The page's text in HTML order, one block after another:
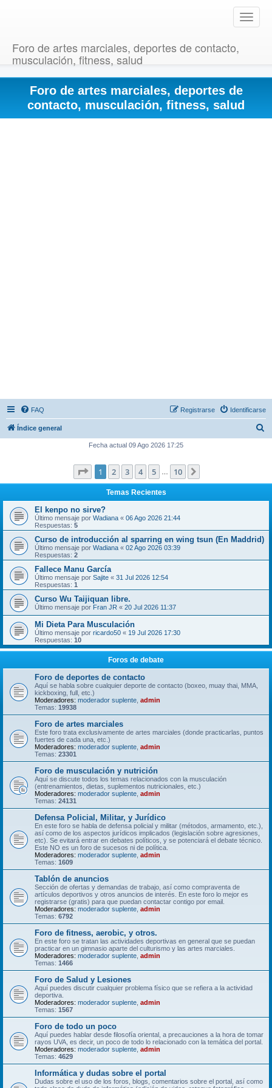
T
o
e
v
Foro de artes marciales, deportes de contacto,
musculación, fitness, salud
Foro de artes marciales, deportes de
contacto, musculación, fitness, salud
FAQ Identificarse
Registrarse
Índice general
a
r
Fecha actual 09 Ago 2026 17:25
Página de 10
1 2 3 4 5 10
Temas Recientes
El kenpo no sirve?
Último mensaje por Wadiana « 06 Ago 2026 21:44
Respuestas: 5
Curso de introducción al sparring en wing tsun (En Maddrid)
Último mensaje por Wadiana « 02 Ago 2026 03:39
Respuestas: 2
Fallece Manu García
Último mensaje por Sajite « 31 Jul 2026 12:54
Respuestas: 1
Curso Wu Taijiquan libre.
Último mensaje por Fran JR « 20 Jul 2026 11:37
Mi Dieta Para Musculación
Último mensaje por ricardo50 « 19 Jul 2026 17:30
Respuestas: 10
Foros de debate
Foro de deportes de contacto
Aquí se habla sobre cualquier deporte de contacto (boxeo, muay thai, MMA,
kickboxing, full, etc.)
Moderadores: moderador suplente admin
Temas: 19938
Foro de artes marciales
Este foro trata exclusivamente de artes marciales (donde practicarlas, puntos
fuertes de cada una, etc.)
Moderadores: moderador suplente admin
Temas: 23301
Foro de musculación y nutrición
Aquí se discute todos los temas relacionados con la musculación
(entrenamientos, dietas, suplementos nutricionales, etc.)
Moderadores: moderador suplente admin
Temas: 24131
Defensa Policial, Militar, y Jurídico
En este foro se habla de defensa policial y militar (métodos, armamento, etc.),
así como de los aspectos jurídicos implicados (legislación sobre agresiones,
etc). Se evitará entrar en debates políticos, y se potenciará el debate técnico.
Este NO es un foro de sucesos ni de política.
Moderadores: moderador suplente admin
Temas: 1609
Tablón de anuncios
Sección de ofertas y demandas de trabajo, así como compraventa de
artículos deportivos y otros anuncios de interés. En este foro lo mejor es
registrarse (gratis) para que puedan contactar contigo por email.
Moderadores: moderador suplente admin
Temas: 6792
Foro de fitness, aerobic, y otros.
En este foro se tratan las actividades deportivas en general que se puedan
practicar en un gimnasio aparte del culturismo y las artes marciales.
Moderadores: moderador suplente admin
Temas: 1466
Foro de Salud y Lesiones
Aquí puedes discutir cualquier problema físico que se refiera a la actividad
deportiva.
Moderadores: moderador suplente admin
Temas: 1567
Foro de todo un poco
Aquí puedes hablar desde filosofía oriental, a precauciones a la hora de tomar
rayos UVA, es decir, un poco de todo lo relacionado con la temática del portal.
Moderadores: moderador suplente admin
Temas: 4629
Informática y dudas sobre el portal
Dudas sobre el uso de los foros, blogs, comentarios sobre el portal, así como